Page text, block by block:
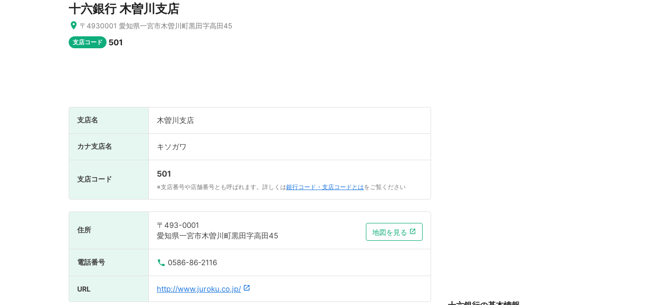
十六銀行 木曽川支店
〒4930001 愛知県一宮市木曽川町黒田字高田45
支店コード 501
支店名 木曽川支店
カナ支店名 キソガワ
支店コード
501
※支店番号や店舗番号とも呼ばれます。詳しくは銀行コード・支店コードとはをご覧ください
住所
〒493-0001
愛知県一宮市木曽川町黒田字高田45
地図を見る
電話番号 0586-86-2116
URL http://www.juroku.co.jp/